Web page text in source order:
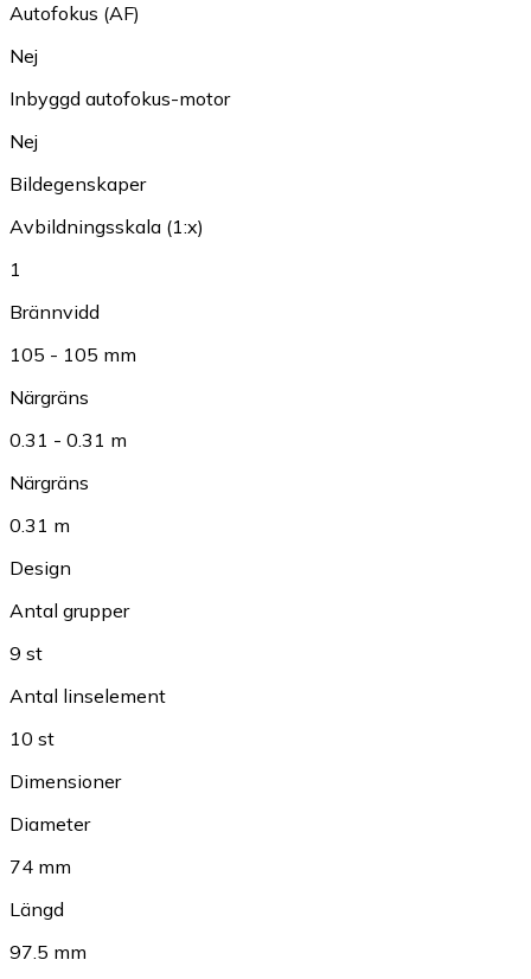
Autofokus (AF)
Nej
Inbyggd autofokus-motor
Nej
Bildegenskaper
Avbildningsskala (1:x)
1
Brännvidd
105 - 105 mm
Närgräns
0.31 - 0.31 m
Närgräns
0.31 m
Design
Antal grupper
9 st
Antal linselement
10 st
Dimensioner
Diameter
74 mm
Längd
97.5 mm